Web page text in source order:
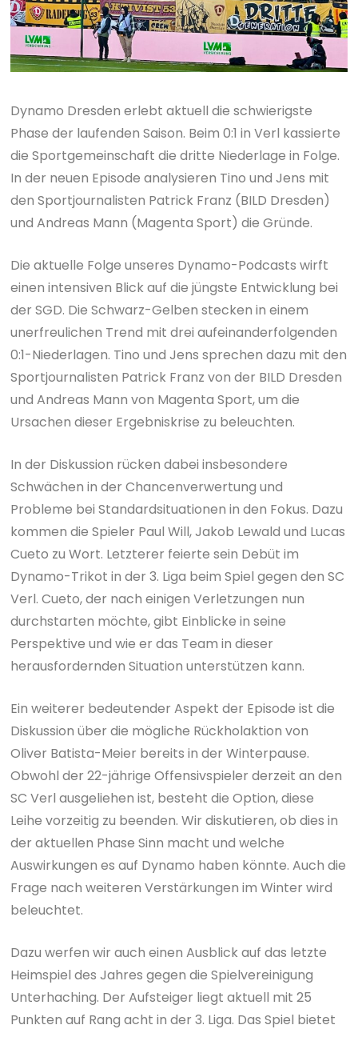
Dynamo Dresden erlebt aktuell die schwierigste
Phase der laufenden Saison. Beim 0:1 in Verl kassierte
die Sportgemeinschaft die dritte Niederlage in Folge.
In der neuen Episode analysieren Tino und Jens mit
den Sportjournalisten Patrick Franz (BILD Dresden)
und Andreas Mann (Magenta Sport) die Gründe.
Die aktuelle Folge unseres Dynamo-Podcasts wirft
einen intensiven Blick auf die jüngste Entwicklung bei
der SGD. Die Schwarz-Gelben stecken in einem
unerfreulichen Trend mit drei aufeinanderfolgenden
0:1-Niederlagen. Tino und Jens sprechen dazu mit den
Sportjournalisten Patrick Franz von der BILD Dresden
und Andreas Mann von Magenta Sport, um die
Ursachen dieser Ergebniskrise zu beleuchten.
In der Diskussion rücken dabei insbesondere
Schwächen in der Chancenverwertung und
Probleme bei Standardsituationen in den Fokus. Dazu
kommen die Spieler Paul Will, Jakob Lewald und Lucas
Cueto zu Wort. Letzterer feierte sein Debüt im
Dynamo-Trikot in der 3. Liga beim Spiel gegen den SC
Verl. Cueto, der nach einigen Verletzungen nun
durchstarten möchte, gibt Einblicke in seine
Perspektive und wie er das Team in dieser
herausfordernden Situation unterstützen kann.
Ein weiterer bedeutender Aspekt der Episode ist die
Diskussion über die mögliche Rückholaktion von
Oliver Batista-Meier bereits in der Winterpause.
Obwohl der 22-jährige Offensivspieler derzeit an den
SC Verl ausgeliehen ist, besteht die Option, diese
Leihe vorzeitig zu beenden. Wir diskutieren, ob dies in
der aktuellen Phase Sinn macht und welche
Auswirkungen es auf Dynamo haben könnte. Auch die
Frage nach weiteren Verstärkungen im Winter wird
beleuchtet.
Dazu werfen wir auch einen Ausblick auf das letzte
Heimspiel des Jahres gegen die Spielvereinigung
Unterhaching. Der Aufsteiger liegt aktuell mit 25
Punkten auf Rang acht in der 3. Liga. Das Spiel bietet